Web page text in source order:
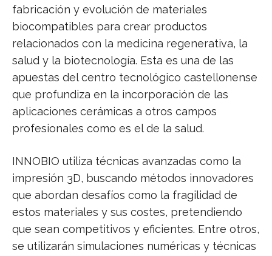
fabricación y evolución de materiales
biocompatibles para crear productos
relacionados con la medicina regenerativa, la
salud y la biotecnología. Esta es una de las
apuestas del centro tecnológico castellonense
que profundiza en la incorporación de las
aplicaciones cerámicas a otros campos
profesionales como es el de la salud.
INNOBIO utiliza técnicas avanzadas como la
impresión 3D, buscando métodos innovadores
que abordan desafíos como la fragilidad de
estos materiales y sus costes, pretendiendo
que sean competitivos y eficientes. Entre otros,
se utilizarán simulaciones numéricas y técnicas